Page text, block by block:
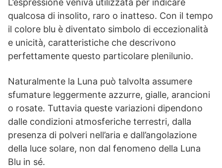
L’espressione veniva utilizzata per indicare
qualcosa di insolito, raro o inatteso. Con il tempo
il colore blu è diventato simbolo di eccezionalità
e unicità, caratteristiche che descrivono
perfettamente questo particolare plenilunio.
Naturalmente la Luna può talvolta assumere
sfumature leggermente azzurre, gialle, arancioni
o rosate. Tuttavia queste variazioni dipendono
dalle condizioni atmosferiche terrestri, dalla
presenza di polveri nell’aria e dall’angolazione
della luce solare, non dal fenomeno della Luna
Blu in sé.